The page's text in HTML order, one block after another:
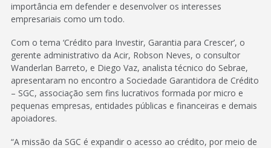
importância em defender e desenvolver os interesses
empresariais como um todo.
Com o tema ‘Crédito para Investir, Garantia para Crescer’, o
gerente administrativo da Acir, Robson Neves, o consultor
Wanderlan Barreto, e Diego Vaz, analista técnico do Sebrae,
apresentaram no encontro a Sociedade Garantidora de Crédito
– SGC, associação sem fins lucrativos formada por micro e
pequenas empresas, entidades públicas e financeiras e demais
apoiadores.
“A missão da SGC é expandir o acesso ao crédito, por meio de